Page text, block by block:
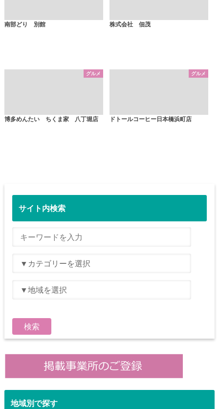
南部どり 別館 株式会社 佃茂
グルメ
博多めんたい ちくま家 八丁堀店
グルメ
ドトールコーヒー日本橋浜町店
サイト内検索
地域別で探す